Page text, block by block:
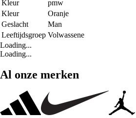
Kleur
pmw
Kleur
Oranje
Geslacht
Man
Leeftijdsgroep Volwassene
Loading...
Loading...
Al onze merken